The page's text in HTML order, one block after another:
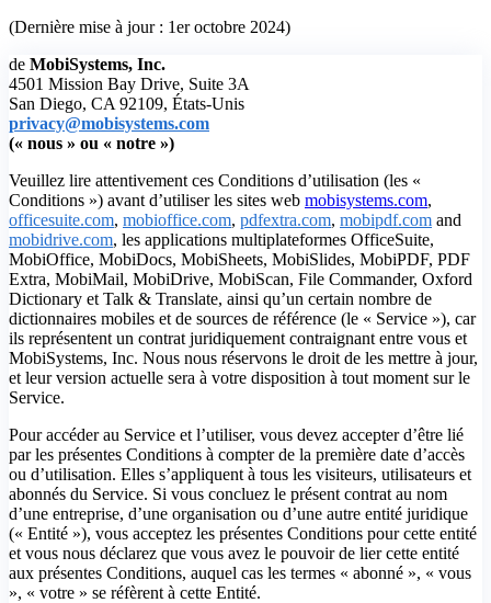
(Dernière mise à jour : 1er octobre 2024)
de MobiSystems, Inc.
4501 Mission Bay Drive, Suite 3A
San Diego, CA 92109, États-Unis
privacy@mobisystems.com
(« nous » ou « notre »)
Veuillez lire attentivement ces Conditions d’utilisation (les «
Conditions ») avant d’utiliser les sites web mobisystems.com,
officesuite.com, mobioffice.com, pdfextra.com, mobipdf.com and
mobidrive.com, les applications multiplateformes OfficeSuite,
MobiOffice, MobiDocs, MobiSheets, MobiSlides, MobiPDF, PDF
Extra, MobiMail, MobiDrive, MobiScan, File Commander, Oxford
Dictionary et Talk & Translate, ainsi qu’un certain nombre de
dictionnaires mobiles et de sources de référence (le « Service »), car
ils représentent un contrat juridiquement contraignant entre vous et
MobiSystems, Inc. Nous nous réservons le droit de les mettre à jour,
et leur version actuelle sera à votre disposition à tout moment sur le
Service.
Pour accéder au Service et l’utiliser, vous devez accepter d’être lié
par les présentes Conditions à compter de la première date d’accès
ou d’utilisation. Elles s’appliquent à tous les visiteurs, utilisateurs et
abonnés du Service. Si vous concluez le présent contrat au nom
d’une entreprise, d’une organisation ou d’une autre entité juridique
(« Entité »), vous acceptez les présentes Conditions pour cette entité
et vous nous déclarez que vous avez le pouvoir de lier cette entité
aux présentes Conditions, auquel cas les termes « abonné », « vous
», « votre » se réfèrent à cette Entité.